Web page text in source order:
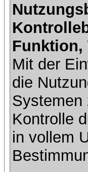
Funktion,
Mit der
die
Systemen
Kontrolle
in vollem